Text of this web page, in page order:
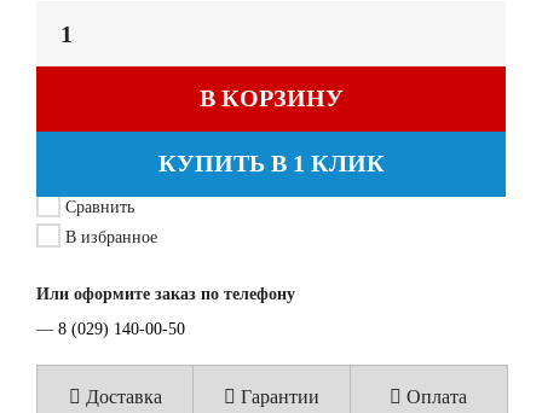
В КОРЗИНУ
КУПИТЬ В 1 КЛИК
Сравнить
В избранное
Или оформите заказ по телефону
— 8 (029) 140-00-50
Доставка Гарантии Оплата